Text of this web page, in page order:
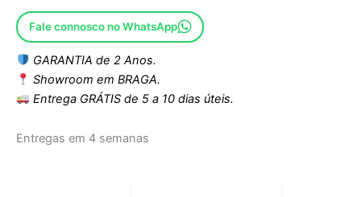
Fale connosco no WhatsApp
GARANTIA de 2 Anos.
Showroom em BRAGA.
Entrega GRÁTIS de 5 a 10 dias úteis.
Entregas em 4 semanas